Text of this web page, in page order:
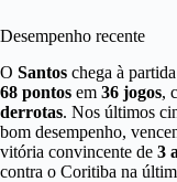
Desempenho recente
O Santos chega à
68 pontos em 36 jogos,
derrotas. Nos últimos
bom desempenho,
vitória convincente de 3
contra o Coritiba na